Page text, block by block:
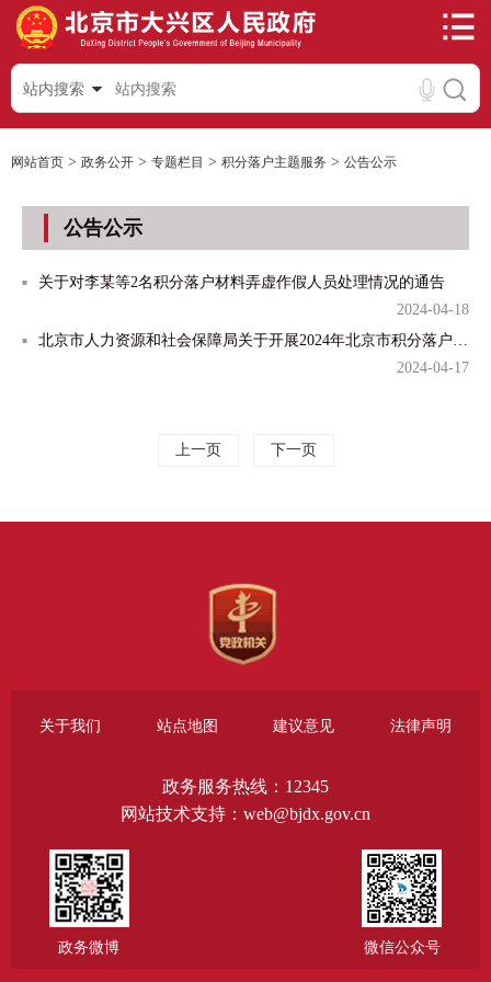
站内搜索
网站首页 > 政务公开 > 专题栏目 > 积分落户主题服务 > 公告公示
公告公示
关于对李某等2名积分落户材料弄虚作假人员处理情况的通告
2024-04-18
北京市人力资源和社会保障局关于开展2024年北京市积分落户申报工作的通告
2024-04-17
上一页 下一页
关于我们 站点地图 建议意见 法律声明
政务服务热线：12345
网站技术支持：web@bjdx.gov.cn
政务微博 微信公众号